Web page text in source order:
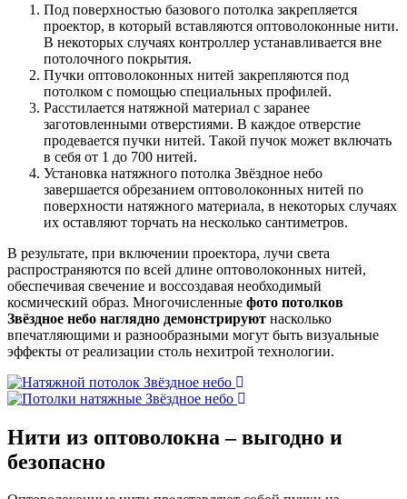
Под поверхностью базового потолка закрепляется
проектор, в который вставляются оптоволоконные нити.
В некоторых случаях контроллер устанавливается вне
потолочного покрытия.
Пучки оптоволоконных нитей закрепляются под
потолком с помощью специальных профилей.
Расстилается натяжной материал с заранее
заготовленными отверстиями. В каждое отверстие
продевается пучки нитей. Такой пучок может включать
в себя от 1 до 700 нитей.
Установка натяжного потолка Звёздное небо
завершается обрезанием оптоволоконных нитей по
поверхности натяжного материала, в некоторых случаях
их оставляют торчать на несколько сантиметров.
В результате, при включении проектора, лучи света
распространяются по всей длине оптоволоконных нитей,
обеспечивая свечение и воссоздавая необходимый
космический образ. Многочисленные фото потолков
Звёздное небо наглядно демонстрируют насколько
впечатляющими и разнообразными могут быть визуальные
эффекты от реализации столь нехитрой технологии.
Нити из оптоволокна – выгодно и
безопасно